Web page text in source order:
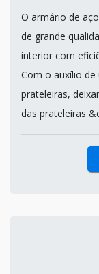
O armário de
de grande
interior com
Com o auxílio
prateleiras,
das prateleiras